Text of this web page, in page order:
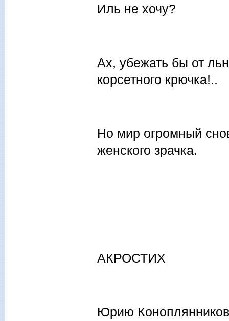
Иль не хочу?
Ах, убежать бы от
корсетного крючка!..
Но мир огромный
женского зрачка.
АКРОСТИХ
Юрию